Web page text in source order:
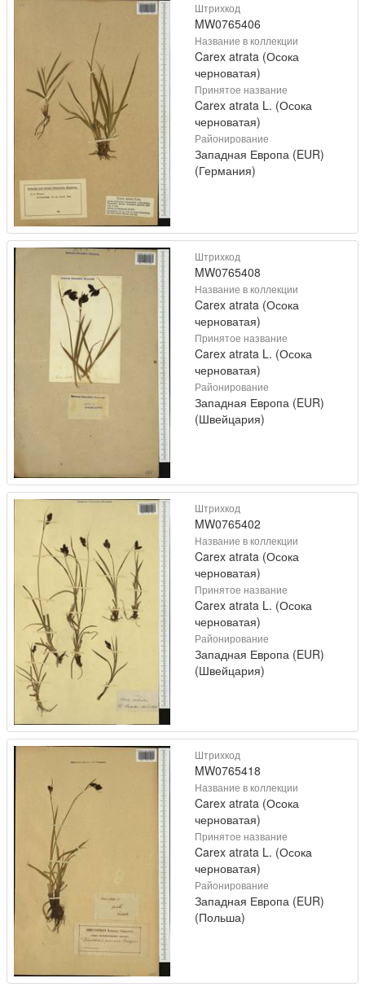
Штрихкод
MW0765406
Название в коллекции
Carex atrata (Осока
черноватая)
Принятое название
Carex atrata L. (Осока
черноватая)
Районирование
Западная Европа (EUR)
(Германия)
Штрихкод
MW0765408
Название в коллекции
Carex atrata (Осока
черноватая)
Принятое название
Carex atrata L. (Осока
черноватая)
Районирование
Западная Европа (EUR)
(Швейцария)
Штрихкод
MW0765402
Название в коллекции
Carex atrata (Осока
черноватая)
Принятое название
Carex atrata L. (Осока
черноватая)
Районирование
Западная Европа (EUR)
(Швейцария)
Штрихкод
MW0765418
Название в коллекции
Carex atrata (Осока
черноватая)
Принятое название
Carex atrata L. (Осока
черноватая)
Районирование
Западная Европа (EUR)
(Польша)